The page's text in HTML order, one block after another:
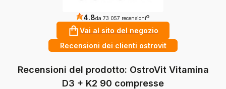
4.8da 73 057 recensioni ?
Vai al sito del negozio
Recensioni dei clienti ostrovit
Recensioni del prodotto: OstroVit Vitamina
D3 + K2 90 compresse